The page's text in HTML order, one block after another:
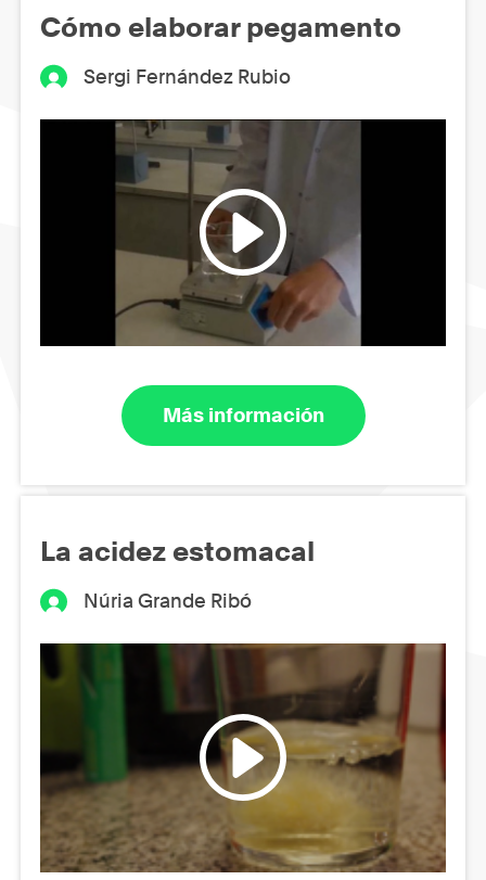
Cómo elaborar pegamento
Sergi Fernández Rubio
Más información
La acidez estomacal
Núria Grande Ribó